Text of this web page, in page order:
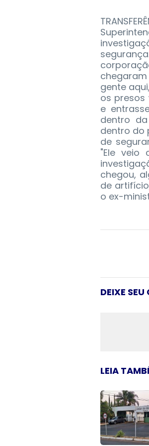
gente
os presos
e
dentro
dentro do
de
"Ele veio
chegou,
de
o ex-
DEIXE
LEIA